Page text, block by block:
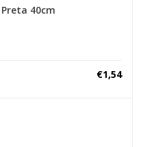
40cm
€1,54